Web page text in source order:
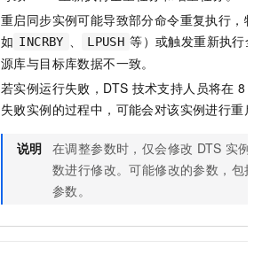
重启同步实例可能导致部分命令重复执行，
如 INCRBY 、 LPUSH 等）或触发重新执行
源库与目标库数据不一致。
若实例运行失败，DTS 技术支持人员将在 8
失败实例的过程中，可能会对该实例进行重
说明 在调整参数时，仅会修改 DTS 实例
数进行修改。可能修改的参数，包括
参数。